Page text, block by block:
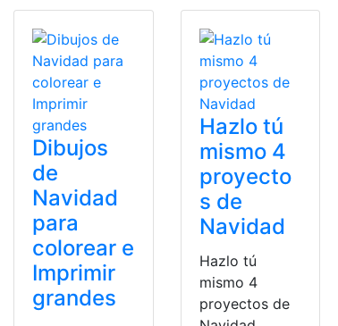
Dibujos
de
Navidad
para
colorear e
Imprimir
grandes
Hazlo tú
mismo 4
proyecto
s de
Navidad
Hazlo tú
mismo 4
proyectos de